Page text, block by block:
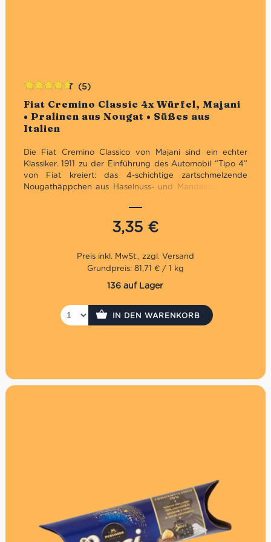
Fiat Cremino Classic 4x Würfel, Majani
• Pralinen aus Nougat • Süßes aus
Italien
(5)
Die Fiat Cremino Classico von Majani sind ein echter
Klassiker. 1911 zu der Einführung des Automobil “Tipo 4”
von Fiat kreiert: das 4-schichtige zartschmelzende
Nougathäppchen aus Haselnuss- und Mandelnougat als
positiven Meinung historischer Persönlichkeiten
entsprach. Der Fiat Cremino ist seit über 100 Jahren ein
großartiger Klassiker in der Schokoladenwelt. Und es
Bissen dieses einzigartige Erlebnis zu gewährleisten, das
es auch schon früher gab.
3,35 €
mit 4.60
von 5
Grundpreis: 81,71 € / 1 kg
136 auf Lager
IN DEN WARENKORB